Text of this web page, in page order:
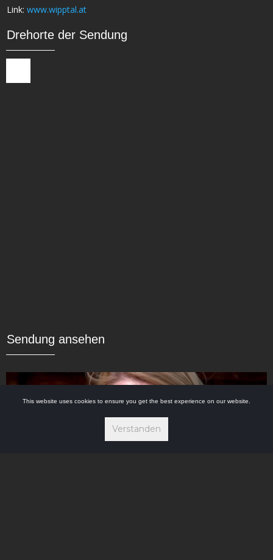
Link: www.wipptal.at
Drehorte der Sendung
Sendung ansehen
This website uses cookies to ensure you get the best experience on our website.
Verstanden